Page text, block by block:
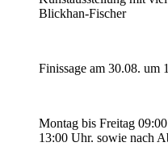
Blickhan-Fischer
Finissage am 30.08. um
Montag bis Freitag
13:00 Uhr. sowie nach